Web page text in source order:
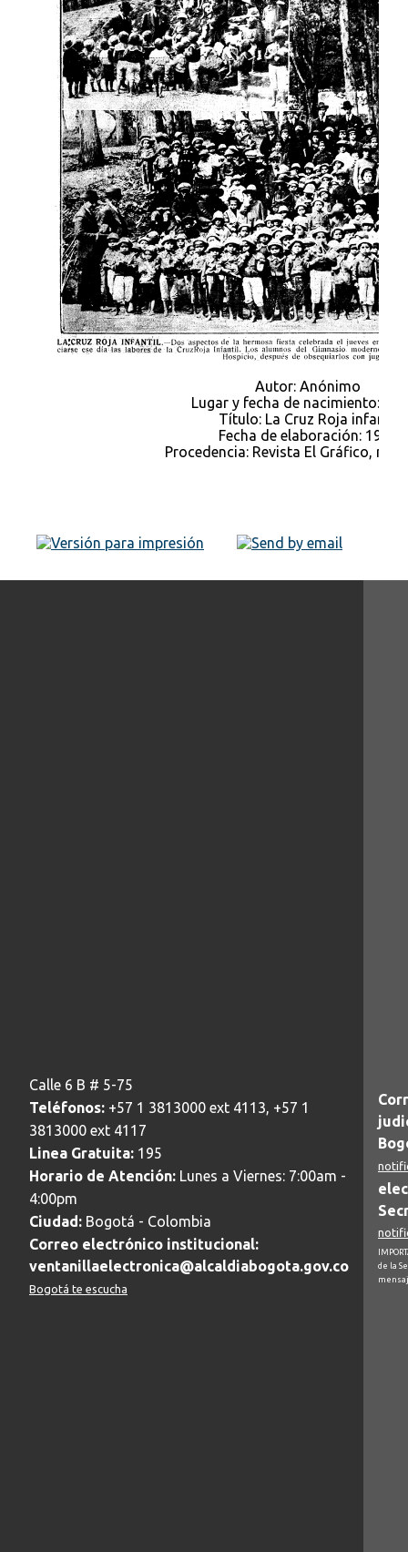
Autor: Anónimo
Lugar y fecha de nacimiento:
Título: La Cruz Roja infantil
Fecha de elaboración: 1923
Procedencia: Revista El Gráfico,
Calle 6 B # 5-75
Teléfonos: +57 1 3813000 ext 4113, +57 1
3813000 ext 4117
Linea Gratuita: 195
Horario de Atención: Lunes a Viernes: 7:00am -
4:00pm
Ciudad: Bogotá - Colombia
Correo electrónico institucional:
ventanillaelectronica@alcaldiabogota.gov.co
Bogotá te escucha
de la